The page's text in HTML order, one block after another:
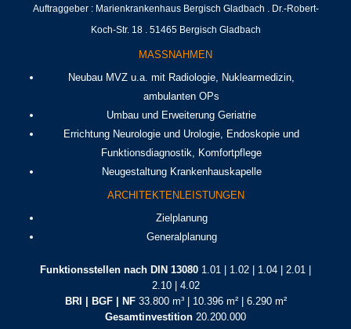
Auftraggeber : Marienkrankenhaus Bergisch Gladbach . Dr.-Robert-
Koch-Str. 18 . 51465 Bergisch Gladbach
MASSNAHMEN
Neubau MVZ u.a. mit Radiologie, Nuklearmedizin,
ambulanten OPs
Umbau und Erweiterung Geriatrie
Errichtung Neurologie und Urologie, Endoskopie und
Funktionsdiagnostik, Komfortpflege
Neugestaltung Krankenhauskapelle
ARCHITEKTENLEISTUNGEN
Zielplanung
Generalplanung
Funktionsstellen nach DIN 13080 1.01 | 1.02 | 1.04 | 2.01 |
2.10 | 4.02
BRI | BGF | NF33.800 m³ | 10.396 m² | 6.290 m²
Gesamtinvestition 20.200.000